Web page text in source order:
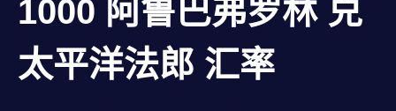
1000 阿鲁巴弗罗林 兑
太平洋法郎 汇率